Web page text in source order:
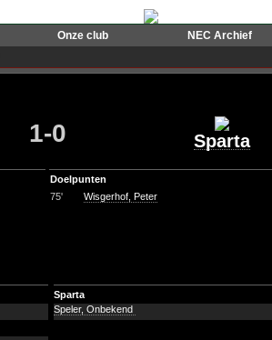
Onze club NEC Archief
1-0 Sparta
Doelpunten
75'
Wisgerhof, Peter
Sparta
Speler, Onbekend